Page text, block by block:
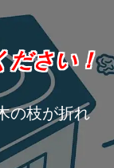
ださい！
の枝が折れ